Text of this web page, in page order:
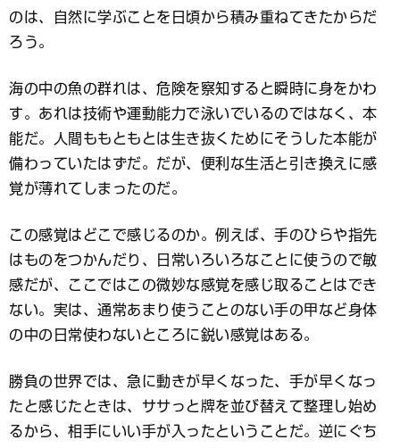
のは、自然に学ぶことを日頃から積み重ねてきたからだ
ろう。
海の中の魚の群れは、危険を察知すると瞬時に身をかわ
す。あれは技術や運動能力で泳いでいるのではなく、本
能だ。人間ももともとは生き抜くためにそうした本能が
備わっていたはずだ。だが、便利な生活と引き換えに感
覚が薄れてしまったのだ。
この感覚はどこで感じるのか。例えば、手のひらや指先
はものをつかんだり、日常いろいろなことに使うので敏
感だが、ここではこの微妙な感覚を感じ取ることはでき
ない。実は、通常あまり使うことのない手の甲など身体
の中の日常使わないところに鋭い感覚はある。
勝負の世界では、急に動きが早くなった、手が早くなっ
たと感じたときは、ササっと牌を並び替えて整理し始め
るから、相手にいい手が入ったということだ。逆にぐち